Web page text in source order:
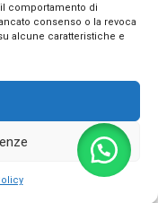
comportamento di
consenso o la revoca
alcune caratteristiche e
- P.IVA 01482050661